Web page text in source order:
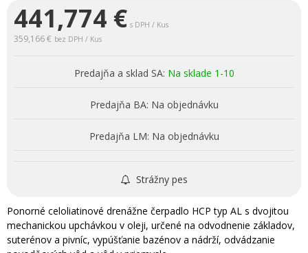
441,774 € s DPH / Kus
359,166 € bez DPH / Kus
Predajňa a sklad SA: Na sklade 1-10
Predajňa BA: Na objednávku
Predajňa LM: Na objednávku
Strážny pes
Ponorné celoliatinové drenážne čerpadlo HCP typ AL s dvojitou
mechanickou upchávkou v oleji, určené na odvodnenie základov,
suterénov a pivníc, vypúšťanie bazénov a nádrží, odvádzanie